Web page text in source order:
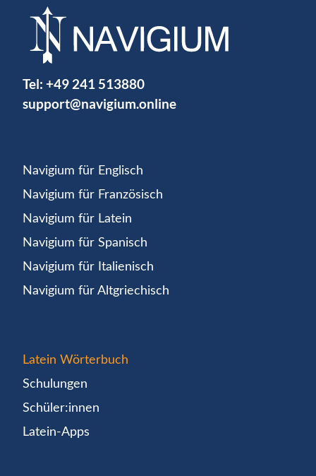
Tel: +49 241 513880
support@navigium.online
Navigium für Englisch
Navigium für Französisch
Navigium für Latein
Navigium für Spanisch
Navigium für Italienisch
Navigium für Altgriechisch
Latein Wörterbuch
Schulungen
Schüler:innen
Latein-Apps